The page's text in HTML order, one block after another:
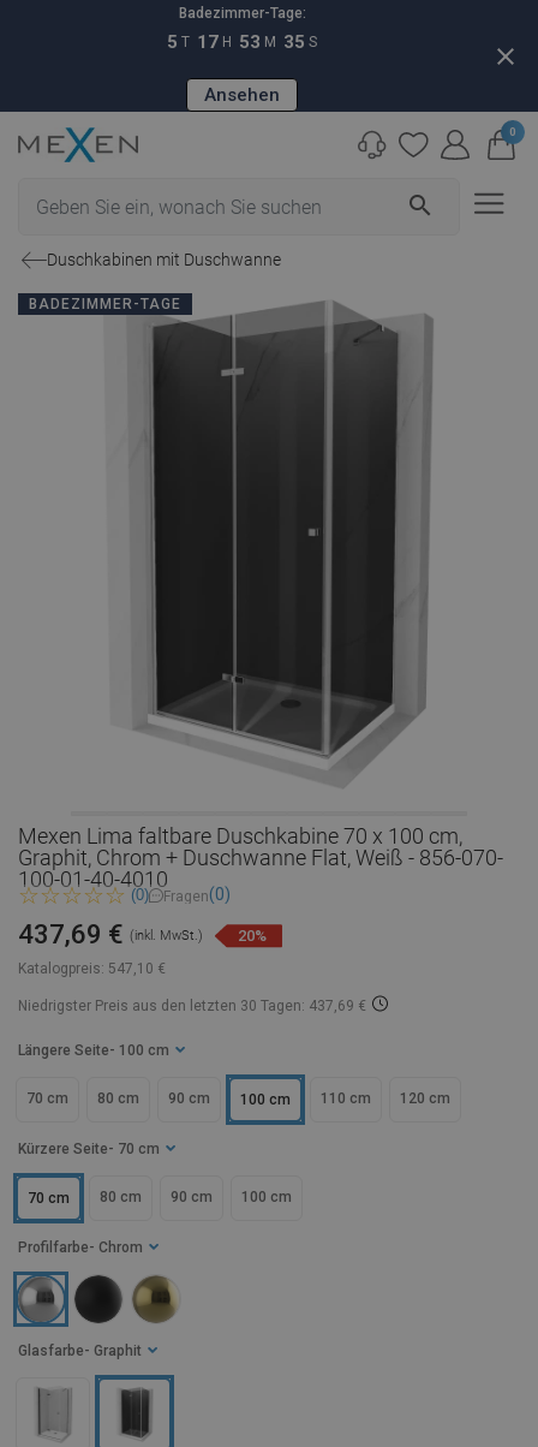
Badezimmer-Tage:
5 T 17 H 53 M 34 S
Ansehen
close
search
0
Duschkabinen mit Duschwanne
BADEZIMMER-TAGE
Mexen Lima faltbare Duschkabine 70 x 100 cm,
Graphit, Chrom + Duschwanne Flat, Weiß - 856-070-
100-01-40-4010
(0) Fragen(0)
Katalogpreis: 547,10 €
437,69 € (inkl. MwSt.) 20%
Niedrigster Preis aus den letzten 30 Tagen: 437,69 €
Längere Seite - 100 cm
70 cm 80 cm 90 cm 100 cm 110 cm 120 cm
Kürzere Seite - 70 cm
70 cm 80 cm 90 cm 100 cm
Glasfarbe - Graphit
Profilfarbe - Chrom